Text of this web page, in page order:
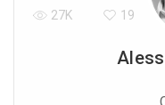
27K 19